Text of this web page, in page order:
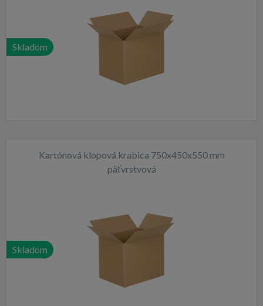
Skladom
Kartónová klopová krabica 750x450x550 mm
päťvrstvová
Skladom